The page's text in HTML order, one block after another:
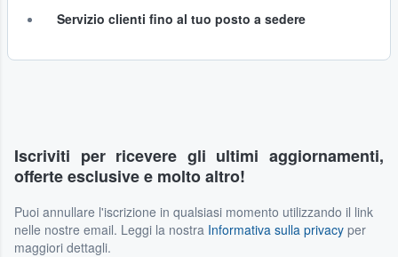
Servizio clienti fino al tuo posto a sedere
Iscriviti per ricevere gli ultimi aggiornamenti,
offerte esclusive e molto altro!
Puoi annullare l'iscrizione in qualsiasi momento utilizzando il link
nelle nostre email. Leggi la nostra Informativa sulla privacy per
maggiori dettagli.